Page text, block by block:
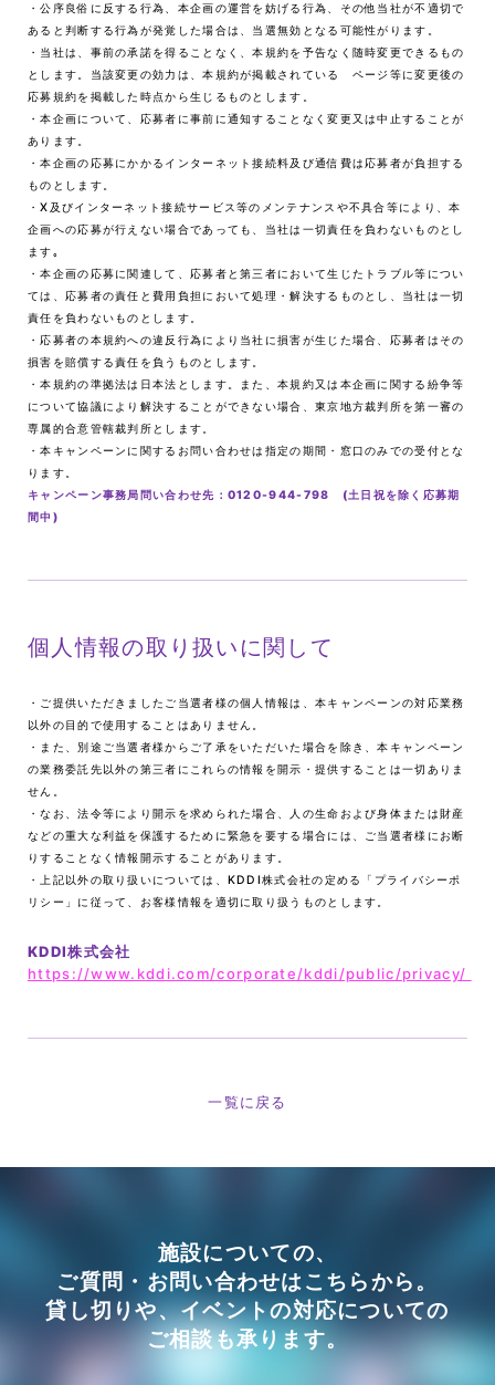
・公序良俗に反する行為、本企画の運営を妨げる行為、その他当社が不適切で
あると判断する行為が発覚した場合は、当選無効となる可能性がります。
・当社は、事前の承諾を得ることなく、本規約を予告なく随時変更できるもの
とします。当該変更の効力は、本規約が掲載されている ページ等に変更後の
応募規約を掲載した時点から生じるものとします。
・本企画について、応募者に事前に通知することなく変更又は中止することが
あります。
・本企画の応募にかかるインターネット接続料及び通信費は応募者が負担する
ものとします。
・X及びインターネット接続サービス等のメンテナンスや不具合等により、本
企画への応募が行えない場合であっても、当社は一切責任を負わないものとし
ます｡
・本企画の応募に関連して、応募者と第三者において生じたトラブル等につい
ては、応募者の責任と費用負担において処理・解決するものとし、当社は一切
責任を負わないものとします。
・応募者の本規約への違反行為により当社に損害が生じた場合、応募者はその
損害を賠償する責任を負うものとします。
・本規約の準拠法は日本法とします。また、本規約又は本企画に関する紛争等
について協議により解決することができない場合、東京地方裁判所を第一審の
専属的合意管轄裁判所とします。
・本キャンペーンに関するお問い合わせは指定の期間・窓口のみでの受付とな
ります。
キャンペーン事務局問い合わせ先：0120-944-798 (土日祝を除く応募期
間中)
個人情報の取り扱いに関して
・ご提供いただきましたご当選者様の個人情報は、本キャンペーンの対応業務
以外の目的で使用することはありません。
・また、別途ご当選者様からご了承をいただいた場合を除き、本キャンペーン
の業務委託先以外の第三者にこれらの情報を開示・提供することは一切ありま
せん。
・なお、法令等により開示を求められた場合、人の生命および身体または財産
などの重大な利益を保護するために緊急を要する場合には、ご当選者様にお断
りすることなく情報開示することがあります。
・上記以外の取り扱いについては、KDDI株式会社の定める「プライバシーポ
リシー」に従って、お客様情報を適切に取り扱うものとします。
KDDI株式会社
https://www.kddi.com/corporate/kddi/public/privacy/
一覧に戻る
施設についての、
ご質問・お問い合わせはこちらから。
貸し切りや、イベントの対応についての
ご相談も承ります。